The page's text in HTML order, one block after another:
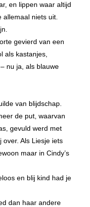
en lippen waar altijd
niets uit.
gevierd van een
als kastanjes,
nu ja, als blauwe
van blijdschap.
de put, waarvan
gevuld werd met
over. Als Liesje iets
maar in Cindy’s
en blij kind had je
dan haar andere